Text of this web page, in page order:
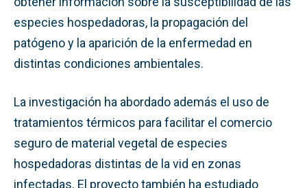
especies hospedadoras, la propagación del
patógeno y la aparición de la enfermedad en
distintas condiciones ambientales.
La investigación ha abordado además el uso de
tratamientos térmicos para facilitar el comercio
seguro de material vegetal de especies
hospedadoras distintas de la vid en zonas
infectadas. El proyecto también ha estudiado